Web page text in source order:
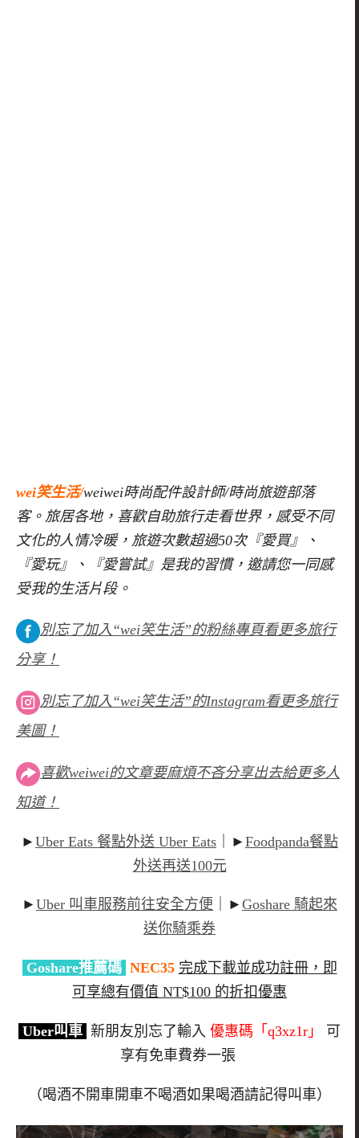
wei笑生活/weiwei時尚配件設計師/時尚旅遊部落
客。旅居各地，喜歡自助旅行走看世界，感受不同
文化的人情冷暖，旅遊次數超過50次『愛買』、
『愛玩』、『愛嘗試』是我的習慣，邀請您一同感
受我的生活片段。
別忘了加入“wei笑生活”的粉絲專頁看更多旅行
分享！
別忘了加入“wei笑生活”的Instagram看更多旅行
美圖！
喜歡weiwei的文章要麻煩不吝分享出去給更多人
知道！
► Uber Eats 餐點外送 Uber Eats ｜► Foodpanda餐點
外送再送100元
► Uber 叫車服務前往安全方便 ｜► Goshare 騎起來
送你騎乘券
Goshare推薦碼 NEC35 完成下載並成功註冊，即
可享總有價值 NT$100 的折扣優惠
Uber叫車 新朋友別忘了輸入 優惠碼「q3xz1r」 可
享有免車費券一張
（喝酒不開車開車不喝酒如果喝酒請記得叫車）